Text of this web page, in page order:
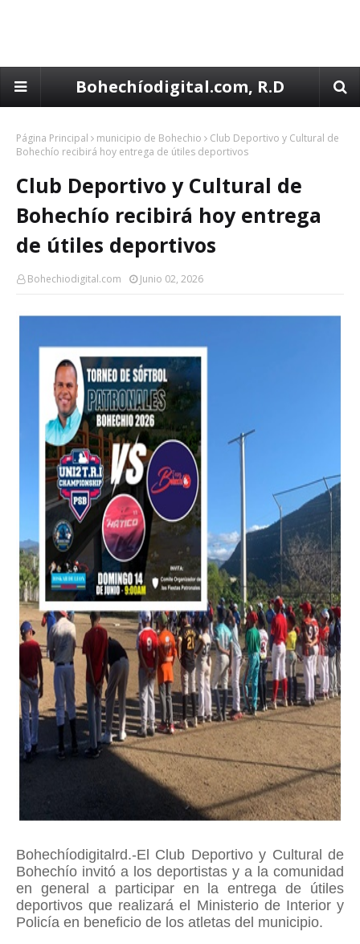
Bohechíodigital.com, R.D
Página Principal municipio de Bohechio
Club Deportivo y Cultural de
Bohechío recibirá hoy entrega de útiles deportivos
Club Deportivo y Cultural de
Bohechío recibirá hoy entrega
de útiles deportivos
Bohechiodigital.com Junio 02, 2026
Bohechíodigitalrd.-El Club Deportivo y Cultural de
Bohechío invitó a los deportistas y a la comunidad
en general a participar en la entrega de útiles
deportivos que realizará el Ministerio de Interior y
Policía en beneficio de los atletas del municipio.